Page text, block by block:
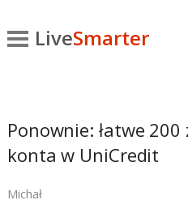
LiveSmarter
Ponownie: łatwe 200
konta w UniCredit
Michał